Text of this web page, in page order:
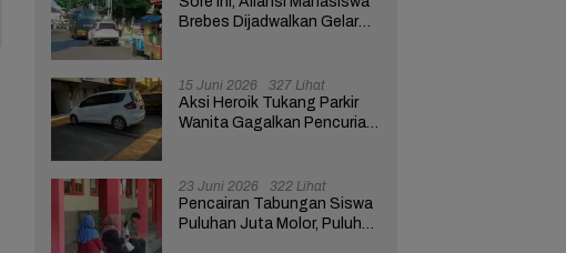
Brebes Dijadwalkan Gelar
15 Juni 2026 327 Lihat
Aksi Heroik Tukang Parkir
Wanita Gagalkan Pencurian
23 Juni 2026 322 Lihat
Pencairan Tabungan Siswa
Puluhan Juta Molor, Puluhan